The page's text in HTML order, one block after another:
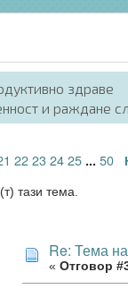
здраве
и раждане
22232425 ... 50
тази тема.
Re: Тема
« Отговор